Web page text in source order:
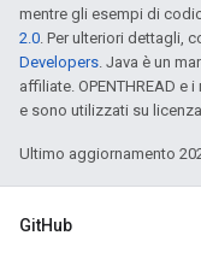
mentre gli esempi di
2.0. Per ulteriori dettagli,
Developers. Java è un
affiliate. OPENTHREAD
e sono utilizzati su
Ultimo aggiornamento
GitHub